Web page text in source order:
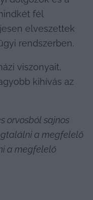
fél
elveszettek
rendszerben.
viszonyait,
kihívás az
orvosból sajnos
a megfelelő
a megfelelő